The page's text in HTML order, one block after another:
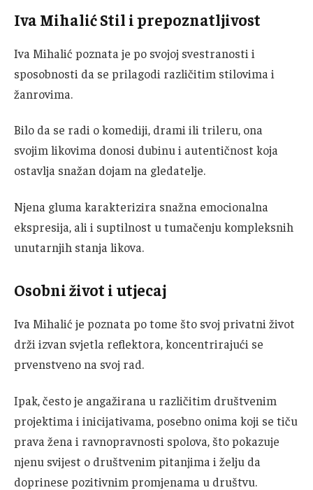
Iva Mihalić Stil i prepoznatljivost
Iva Mihalić poznata je po svojoj svestranosti i
sposobnosti da se prilagodi različitim stilovima i
žanrovima.
Bilo da se radi o komediji, drami ili trileru, ona
svojim likovima donosi dubinu i autentičnost koja
ostavlja snažan dojam na gledatelje.
Njena gluma karakterizira snažna emocionalna
ekspresija, ali i suptilnost u tumačenju kompleksnih
unutarnjih stanja likova.
Osobni život i utjecaj
Iva Mihalić je poznata po tome što svoj privatni život
drži izvan svjetla reflektora, koncentrirajući se
prvenstveno na svoj rad.
Ipak, često je angažirana u različitim društvenim
projektima i inicijativama, posebno onima koji se tiču
prava žena i ravnopravnosti spolova, što pokazuje
njenu svijest o društvenim pitanjima i želju da
doprinese pozitivnim promjenama u društvu.